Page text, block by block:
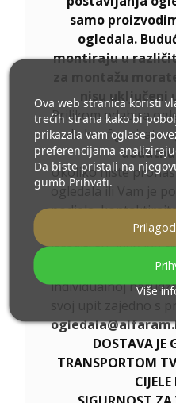
samo
ogledala.
montiraju u
nisu uključeni
Prilikom odabira
da konfigurirate
Ukoliko niste
ogledala ili Vam je
podjela,
mailom. Najveća
izraditi su 200x300
promjera 200 cm.
individualnoj
DOSTAVA JE
TRANSPORTOM
Ova web stranica koristi
trećih strana kako bi
prikazala vam oglase
preferencijama
Da biste pristali na
gumb Prihvati.
Više